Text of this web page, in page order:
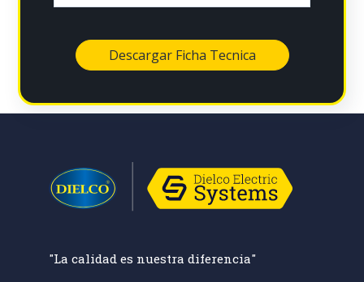
"La calidad es nuestra diferencia"